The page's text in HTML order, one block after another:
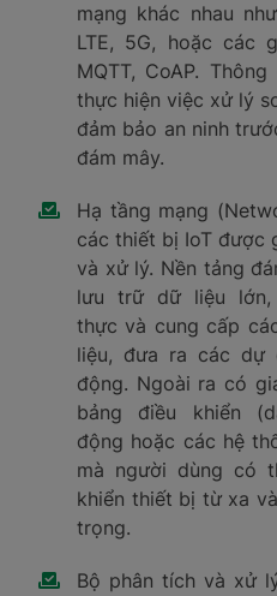
mạng khác nhau
LTE, 5G, hoặc các
MQTT, CoAP.
thực hiện việc xử lý
đảm bảo an ninh
đám mây.
Hạ tầng mạng
các thiết bị IoT được
và xử lý. Nền tảng
lưu trữ dữ liệu
thực và cung cấp
liệu, đưa ra các dự
động. Ngoài ra có
bảng điều khiển
động hoặc các hệ
mà người dùng có
khiển thiết bị từ xa
trọng.
Bộ phân tích và xử